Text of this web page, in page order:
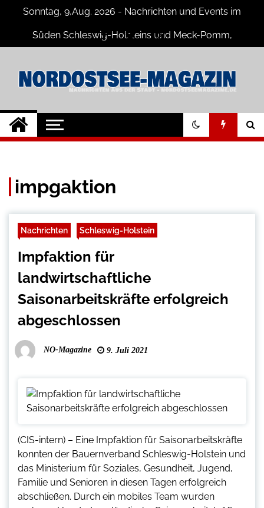
Sonntag, 9,Aug. 2026 - Nachrichten und Events im
Süden Schleswig-Holsteins und Meck-Pomm,
Nord-Ostsee-
Magazine Blog
Der Blog der Nord-Ostsee Magazine
impgaktion
Nachrichten Schleswig-Holstein
Impfaktion für
landwirtschaftliche
Saisonarbeitskräfte erfolgreich
abgeschlossen
NO-Magazine 9. Juli 2021
(CIS-intern) – Eine Impfaktion für Saisonarbeitskräfte
konnten der Bauernverband Schleswig-Holstein und
das Ministerium für Soziales, Gesundheit, Jugend,
Familie und Senioren in diesen Tagen erfolgreich
abschließen. Durch ein mobiles Team wurden